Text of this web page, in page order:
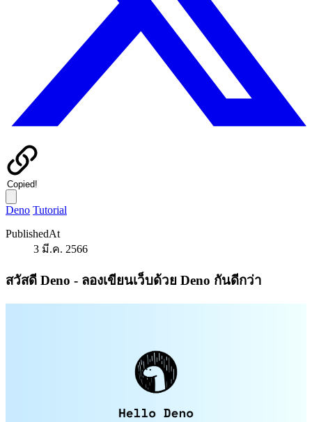
Copied!
Deno Tutorial
PublishedAt
3 มี.ค. 2566
สวัสดี Deno - ลองเขียนเว็บด้วย Deno กันดีกว่า